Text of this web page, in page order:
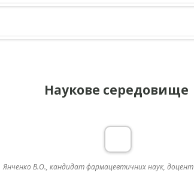
Наукове середовище
Янченко В.О., кандидат фармацевтичних наук, доцент